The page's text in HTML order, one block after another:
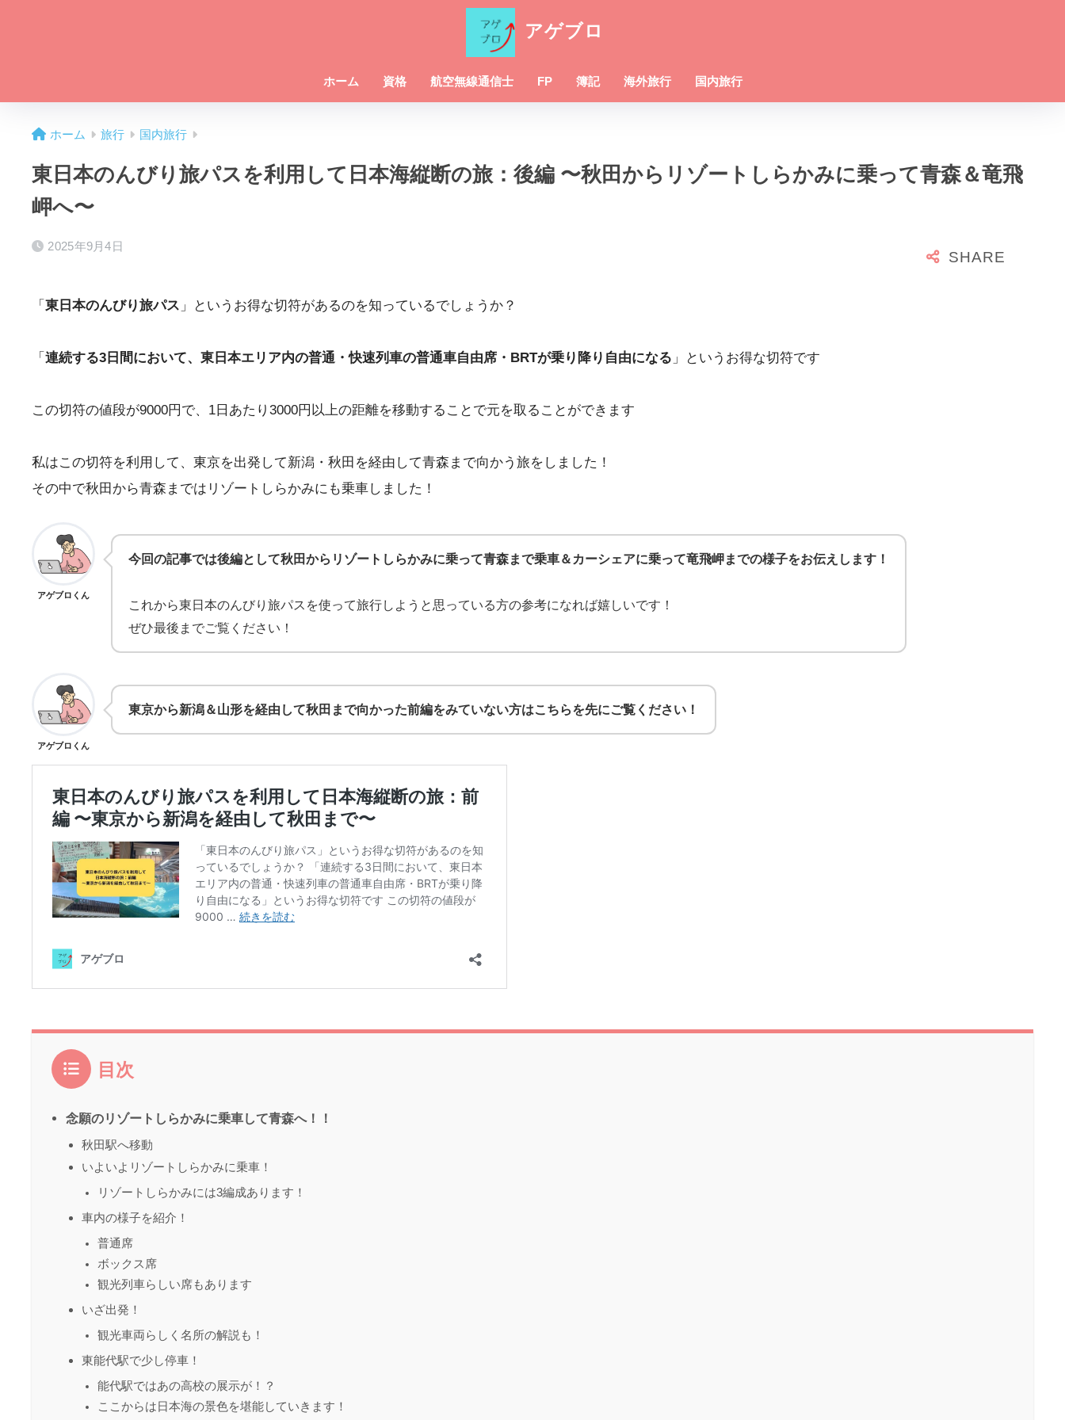
アゲブロ
ホーム 資格 航空無線通信士 FP 簿記 海外旅行 国内旅行
ホーム 旅行 国内旅行
東日本のんびり旅パスを利用して日本海縦断の旅：後編 〜秋田からリゾートしらかみに乗って青森＆竜飛
岬へ〜
2025年9月4日
「 東日本のんびり旅パス 」というお得な切符があるのを知っているでしょうか？
「 連続する3日間において、東日本エリア内の普通・快速列車の普通車自由席・BRTが乗り降り自由になる 」というお得な切符です
この切符の値段が9000円で、1日あたり3000円以上の距離を移動することで元を取ることができます
私はこの切符を利用して、東京を出発して新潟・秋田を経由して青森まで向かう旅をしました！
その中で秋田から青森まではリゾートしらかみにも乗車しました！
アゲブロくん
今回の記事では後編として秋田からリゾートしらかみに乗って青森まで乗車＆カーシェアに乗って竜飛岬までの様子をお伝えします！
これから東日本のんびり旅パスを使って旅行しようと思っている方の参考になれば嬉しいです！
ぜひ最後までご覧ください！
アゲブロくん
東京から新潟＆山形を経由して秋田まで向かった前編をみていない方はこちらを先にご覧ください！
目次
念願のリゾートしらかみに乗車して青森へ！！
秋田駅へ移動
いよいよリゾートしらかみに乗車！
リゾートしらかみには3編成あります！
車内の様子を紹介！
普通席
ボックス席
観光列車らしい席もあります
いざ出発！
観光車両らしく名所の解説も！
東能代駅で少し停車！
能代駅ではあの高校の展示が！？
ここからは日本海の景色を堪能していきます！